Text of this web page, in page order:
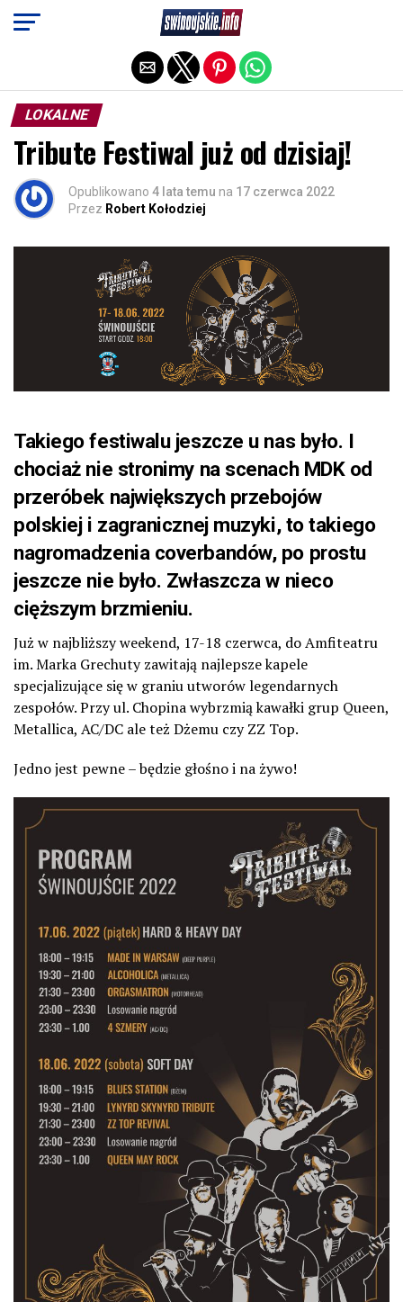
LOKALNE
Tribute Festiwal już od dzisiaj!
Opublikowano 4 lata temu na 17 czerwca 2022
Przez Robert Kołodziej
Takiego festiwalu jeszcze u nas było. I
chociaż nie stronimy na scenach MDK od
przeróbek największych przebojów
polskiej i zagranicznej muzyki, to takiego
nagromadzenia coverbandów, po prostu
jeszcze nie było. Zwłaszcza w nieco
cięższym brzmieniu.
Już w najbliższy weekend, 17-18 czerwca, do Amfiteatru
im. Marka Grechuty zawitają najlepsze kapele
specjalizujące się w graniu utworów legendarnych
zespołów. Przy ul. Chopina wybrzmią kawałki grup Queen,
Metallica, AC/DC ale też Dżemu czy ZZ Top.
Jedno jest pewne – będzie głośno i na żywo!
Exit mobile version